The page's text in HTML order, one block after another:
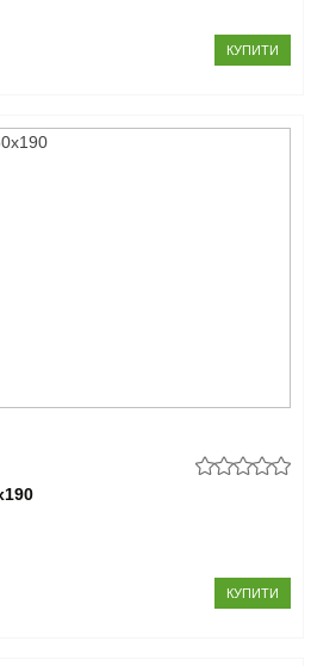
КУПИТИ
КУПИТИ